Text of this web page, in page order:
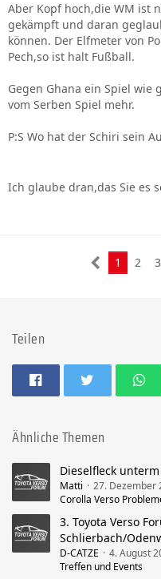
Aber Kopf hoch,die WM ist
gekämpft und daran
können. Der Elfmeter von
Pech,so ist halt Fußball.
Gegen Ghana ein Spiel
vom Serben Spiel mehr.
P:S Wo hat der Schiri sein
Ich glaube dran,das Sie es
1 2 3
Teilen
Ähnliche Themen
Dieselfleck
Matti
27. Dezember
Corolla Verso
3. Toyota Verso
Schlierbach/
D-CATZE
4. August
Treffen und Events